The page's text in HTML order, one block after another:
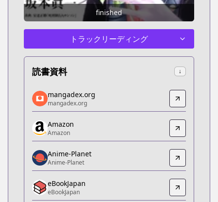
finished
トラックリーディング
読書資料 ↓
mangadex.org
mangadex.org
https://mangadex.org/title/fa85b2aa-370c-41c5-
Amazon
Amazon
https://www.amazon.co.jp/dp/B075712LX3
Anime-Planet
Anime-Planet
https://www.anime-planet.com/manga/innocent
eBookJapan
mangadex.org
mangadex.org
Amazon
Amazon
Anime-Planet
Anime-Planet
eBookJapan
eBookJapan